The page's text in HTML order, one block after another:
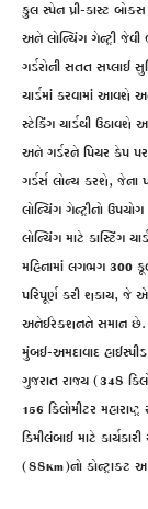
ફુલ સ્પેન પ્રી-કાસ્ટ બોક્સ
અને લોન્ચિંગ ગેન્ટ્રી
ગર્ડરોની સતત સપ્લાઈ
યાર્ડમાં કરવામાં આવશે
સ્ટેકિંગ યાર્ડથી ઉઠાવશે
અને ગર્ડરને પિયર કેપ પર
ગર્ડર્સ લોન્ચ કરશે, જેના
લોન્ચિંગ ગેન્ટ્રીનો
લોન્ચિંગ માટે કાસ્ટિંગ
મહિનામાં લગભગ 300
પરિપૂર્ણ કરી શકાય, જે
અનેઈરેક્શનને સમાન છે.
મુંબઈ-અમદાવાદ
ગુજરાત રાજ્ય (348
156 કિલોમીટર
કિમીલંબાઈ માટે
(88Km)નો કોન્ટ્રાક્ટ